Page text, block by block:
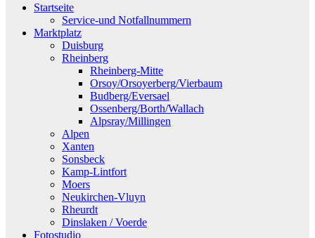
Startseite
Service-und Notfallnummern
Marktplatz
Duisburg
Rheinberg
Rheinberg-Mitte
Orsoy/Orsoyerberg/Vierbaum
Budberg/Eversael
Ossenberg/Borth/Wallach
Alpsray/Millingen
Alpen
Xanten
Sonsbeck
Kamp-Lintfort
Moers
Neukirchen-Vluyn
Rheurdt
Dinslaken / Voerde
Fotostudio